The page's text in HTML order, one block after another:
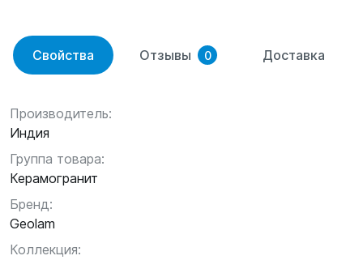
Свойства Отзывы 0 Доставка
Производитель:
Индия
Группа товара:
Керамогранит
Бренд:
Geolam
Коллекция: